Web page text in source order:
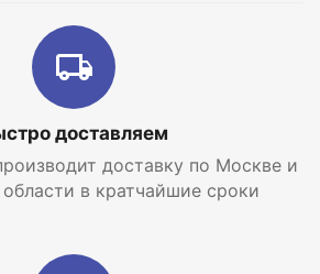
доставляем
доставку по Москве и
в кратчайшие сроки